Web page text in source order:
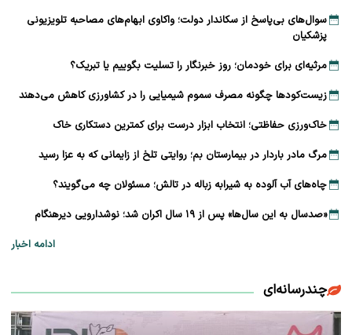
سوال‌های بی‌پاسخ از سکاندار دولت؛ واکاوی ابهام‌های مصاحبه تلویزیونی
پزشکیان
مرثیه‌ای برای خودمان؛ روز خبرنگار را تسلیت بگوییم یا تبریک؟
زیست‌کودها چگونه مصرف سموم شیمیایی را در کشاورزی کاهش می‌دهند
خاک‌ورزی حفاظتی؛ انتخاب ابزار درست برای کمترین دستکاری خاک
مرگ مادر باردار در بیمارستان بم؛ روایتی تلخ از زایمانی که به عزا رسید
چاه‌های آب آلوده به شیرابه زباله در تالش؛ مسئولان چه می‌گویند؟
«صدسال به این سال‌ها» پس از ۱۹ سال اکران شد؛ نوشدارویی دیرهنگام
ادامه اخبار
چندرسانه‌ای